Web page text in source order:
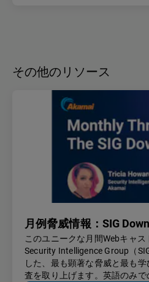
その他のリソース
月例脅威情報：SIG
このユニークな月間Webキャ
Security Intelligence Group（
した、最も顕著な脅威と最も
査を取り上げます。英語のみで